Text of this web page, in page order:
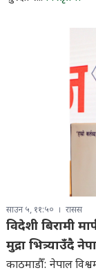
साउन ५, ११:५० रासस
विदेशी बिरामी
मुद्रा भित्र्याउँदै
काठमाडौँ: नेपाल